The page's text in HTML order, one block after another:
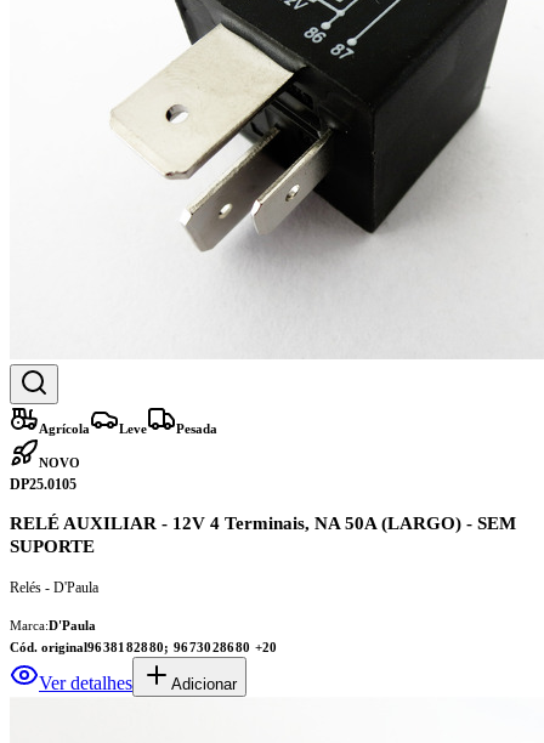
Agrícola Leve Pesada
NOVO
DP25.0105
RELÉ AUXILIAR - 12V 4 Terminais, NA 50A (LARGO) - SEM
SUPORTE
Relés - D'Paula
Marca:D'Paula
Cód. original9638182880; 9673028680 +20
Ver detalhes Adicionar